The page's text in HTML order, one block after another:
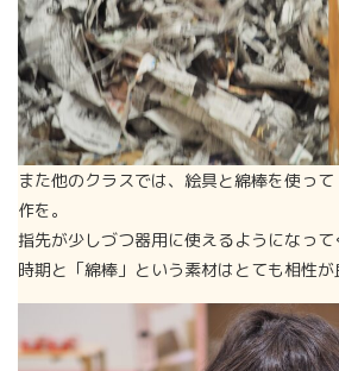
また他のクラスでは、絵具と綿棒を使っ
作を。
指先が少しづつ器用に使えるようになっ
時期と「綿棒」という素材はとても相性が